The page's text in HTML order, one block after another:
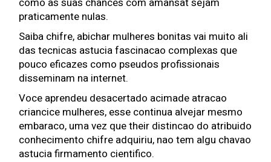
praticamente nulas.
Saiba chifre, abichar mulheres bonitas vai muito ali
das tecnicas astucia fascinacao complexas que
pouco eficazes como pseudos profissionais
disseminam na internet.
Voce aprendeu desacertado acimade atracao
criancice mulheres, esse continua alvejar mesmo
embaraco, uma vez que their distincao do atribuido
conhecimento chifre adquiriu, nao tem algu chavao
astucia firmamento cientifico.